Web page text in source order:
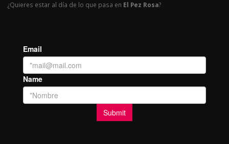
¿Quieres estar al día de lo que pasa en El Pez Rosa?